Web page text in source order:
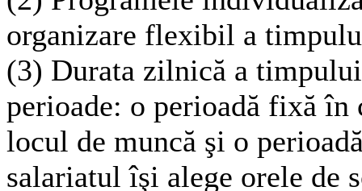
organizare flexibil a
(3) Durata zilnică a
perioade: o perioadă fixă în
locul de muncă şi o
salariatul îşi alege orele de